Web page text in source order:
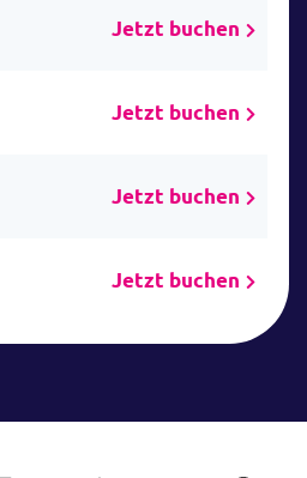
Jetzt buchen
Jetzt buchen
Jetzt buchen
Jetzt buchen